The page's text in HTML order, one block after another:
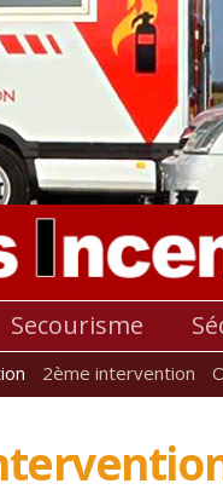
2ème intervention
Secourisme